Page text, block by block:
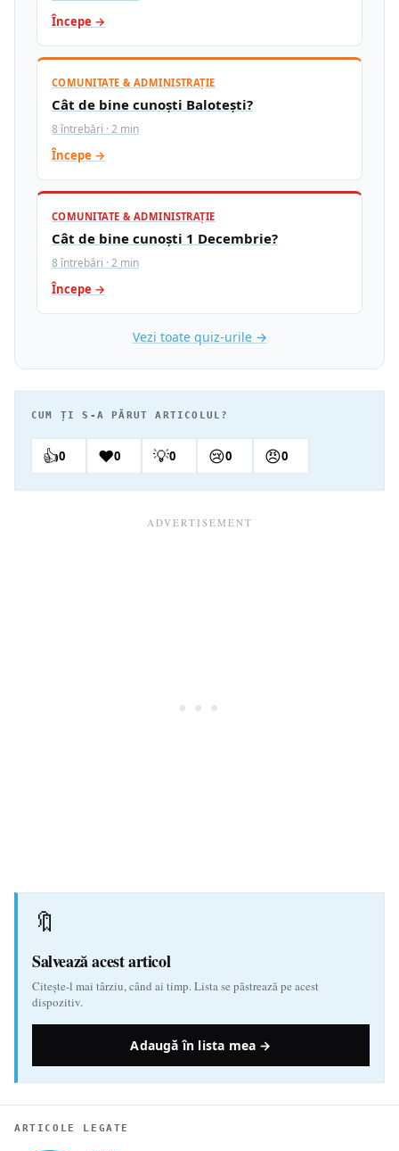
Începe →
COMUNITATE & ADMINISTRAȚIE
Cât de bine cunoști Balotești?
8 întrebări · 2 min
Începe →
COMUNITATE & ADMINISTRAȚIE
Cât de bine cunoști 1 Decembrie?
8 întrebări · 2 min
Începe →
Vezi toate quiz-urile →
CUM ȚI S-A PĂRUT ARTICOLUL?
👍0 ❤️0 💡0 😢0 😠0
🔖
Salvează acest articol
Citește-l mai târziu, când ai timp. Lista se păstrează pe acest
dispozitiv.
Adaugă în lista mea →
ARTICOLE LEGATE